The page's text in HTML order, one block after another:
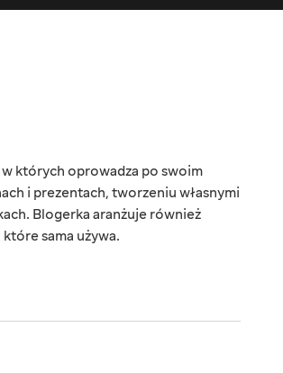
których oprowadza po swoim
i prezentach, tworzeniu własnymi
Blogerka aranżuje również
sama używa.